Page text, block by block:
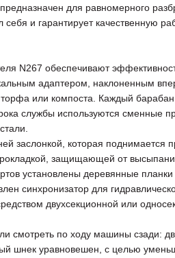
для равномерного
и гарантирует качественную
N267 обеспечивают
адаптером, наклоненным
или компоста. Каждый
службы используются сменные
заслонкой, которая поднимается
защищающей от
установлены деревянные
синхронизатор для
двухсекционной или
смотреть по ходу машины сзади:
шнек уравновешен, с целью